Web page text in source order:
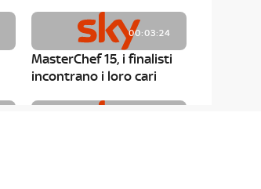
00:03:24
MasterChef 15, i finalisti
incontrano i loro cari